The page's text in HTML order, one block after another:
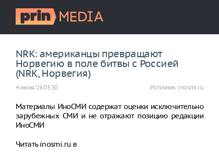
NRK: американцы превращают
Норвегию в поле битвы с Россией
(NRK, Норвегия)
4 июня ‘26 03:50 Источник:inosmi.ru
Материалы ИноСМИ содержат оценки исключительно
зарубежных СМИ и не отражают позицию редакции
ИноСМИ
Читать inosmi.ru в